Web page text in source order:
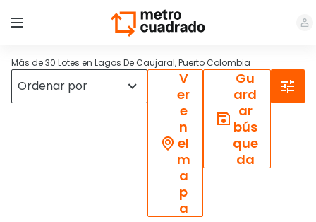
Más de 30 Lotes en Lagos De Caujaral, Puerto Colombia
V
er
e
n
el
m
a
p
a
Gu
ard
ar
bús
que
da